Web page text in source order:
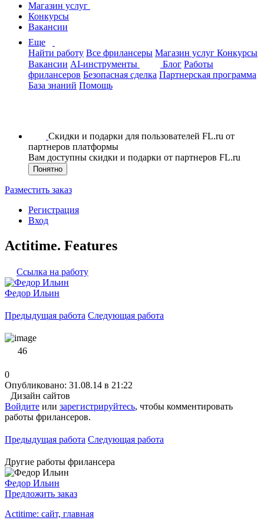
Магазин услуг
Конкурсы
Вакансии
Еще
Найти работу Все фрилансеры Магазин услуг Конкурсы
Вакансии AI-инструменты Блог Работы
фрилансеров Безопасная сделка Партнерская программа
База знаний Помощь
Скидки и подарки для пользователей FL.ru от
партнеров платформы
Вам доступны скидки и подарки от партнеров FL.ru
Понятно
Разместить заказ
Регистрация
Вход
Actitime. Features
Ссылка на работу
Федор Ильин
Предыдущая работа Следующая работа
46
0
Опубликовано: 31.08.14 в 21:22
Дизайн сайтов
Войдите или зарегистрируйтесь, чтобы комментировать
работы фрилансеров.
Предыдущая работа Следующая работа
Другие работы фрилансера
Федор Ильин
Предложить заказ
Actitime: сайт, главная